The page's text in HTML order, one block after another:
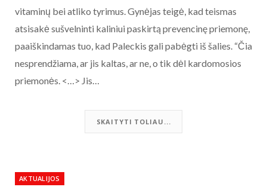
vitaminų bei atliko tyrimus. Gynėjas teigė, kad teismas
atsisakė sušvelninti kaliniui paskirtą prevencinę priemonę,
paaiškindamas tuo, kad Paleckis gali pabėgti iš šalies. “Čia
nesprendžiama, ar jis kaltas, ar ne, o tik dėl kardomosios
priemonės. <…> Jis…
SKAITYTI TOLIAU...
AKTUALIJOS